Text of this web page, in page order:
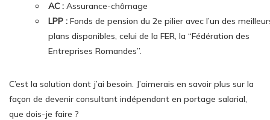
AC : Assurance-chômage
LPP : Fonds de pension du 2e pilier avec l’un des
plans disponibles, celui de la FER, la “Fédération des
Entreprises Romandes”.
C’est la solution dont j’ai besoin. J’aimerais en savoir plus sur la
façon de devenir consultant indépendant en portage salarial,
que dois-je faire ?